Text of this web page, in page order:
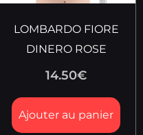
LOMBARDO FIORE
DINERO ROSE
14.50€
Ajouter au panier